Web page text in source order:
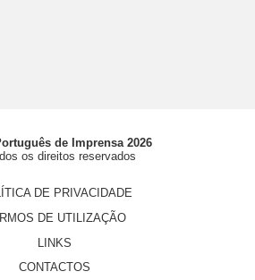
de Imprensa 2026
os direitos reservados
DE PRIVACIDADE
DE UTILIZAÇÃO
LINKS
CONTACTOS